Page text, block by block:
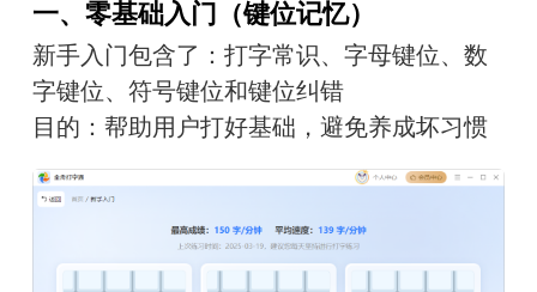
一、零基础入门（键位记忆）
新手入门包含了：打字常识、字母键位、数
字键位、符号键位和键位纠错
目的：帮助用户打好基础，避免养成坏习惯